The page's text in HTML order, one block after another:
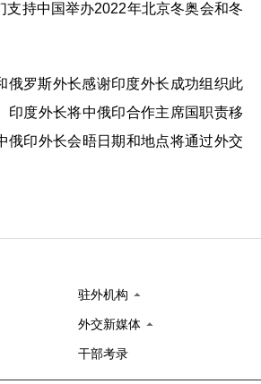
支持中国举办2022年北京冬奥会和冬
俄罗斯外长感谢印度外长成功组织此
印度外长将中俄印合作主席国职责移
俄印外长会晤日期和地点将通过外交
驻外机构
外交新媒体
干部考录